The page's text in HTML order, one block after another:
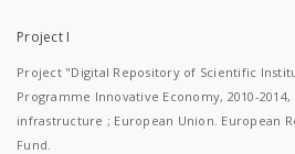
Project I
Project "Digital Repository of Scientific
Programme Innovative Economy, 2010-2014,
infrastructure ; European Union. European
Fund.